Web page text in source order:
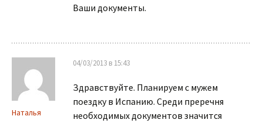
Ваши документы.
Наталья
04/03/2013 в 15:43
Здравствуйте. Планируем с мужем
поездку в Испанию. Среди преречня
необходимых документов значится